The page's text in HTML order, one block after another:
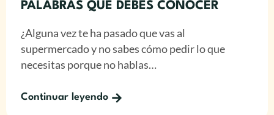
PALABRAS QUE DEBES CONOCER
¿Alguna vez te ha pasado que vas al
supermercado y no sabes cómo pedir lo que
necesitas porque no hablas…
Continuar leyendo